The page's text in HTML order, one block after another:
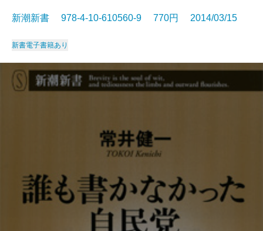
新潮新書 978-4-10-610560-9 770円 2014/03/15
新書電子書籍あり